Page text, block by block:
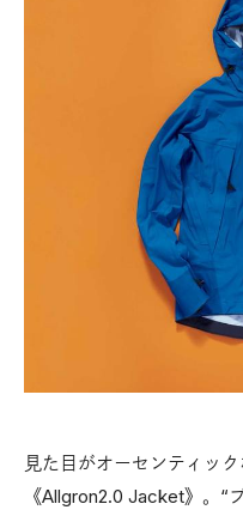
見た目がオーセンティッ
《Allgron2.0 Jacket》。“